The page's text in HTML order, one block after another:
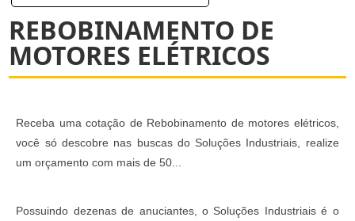
REBOBINAMENTO DE
MOTORES ELÉTRICOS
Receba uma cotação de Rebobinamento de motores elétricos,
você só descobre nas buscas do Soluções Industriais, realize
um orçamento com mais de 50...
Possuindo dezenas de anuciantes, o Soluções Industriais é o